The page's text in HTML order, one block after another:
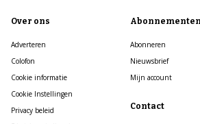
Over ons
Adverteren
Colofon
Cookie informatie
Cookie Instellingen
Privacy beleid
Abonnementen
Abonneren
Nieuwsbrief
Mijn account
Contact